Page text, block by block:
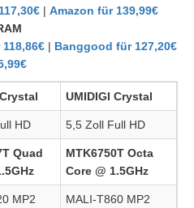
| Amazon für 139,99€
| Banggood für 127,20€
UMIDIGI Crystal
HD 5,5 Zoll Full HD
Quad
MTK6750T Octa
Core @ 1.5GHz
MP2
MALI-T860 MP2